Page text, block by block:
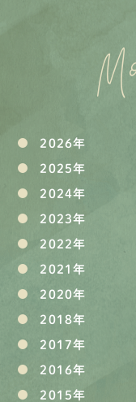
2026年
2025年
2024年
2023年
2022年
2021年
2020年
2018年
2017年
2016年
2015年